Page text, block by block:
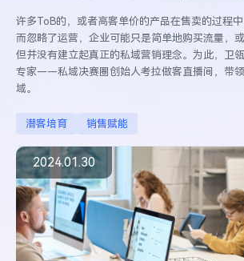
许多ToB的，或者高客单价的产品在售卖的过程
而忽略了运营，企业可能只是简单地购买流量，
但并没有建立起真正的私域营销理念。为此，卫
专家——私域决赛圈创始人考拉做客直播间，带
域。
潜客培育 销售赋能
2024.01.30